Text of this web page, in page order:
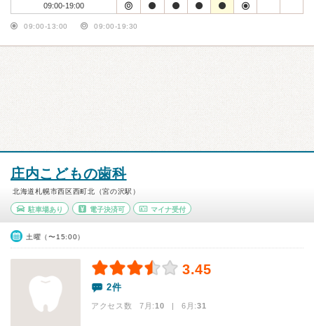
09:00-19:00
09:00-13:00 09:00-19:30
庄内こどもの歯科
北海道札幌市西区西町北（宮の沢駅）
駐車場あり 電子決済可 マイナ受付
土曜（〜15:00）
3.45
2件
アクセス数 7月:10 | 6月:31